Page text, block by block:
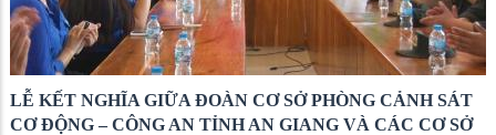
LỄ KẾT NGHĨA GIỮA ĐOÀN CƠ SỞ PHÒNG CẢNH SÁT
CƠ ĐỘNG – CÔNG AN TỈNH AN GIANG VÀ CÁC CƠ SỞ